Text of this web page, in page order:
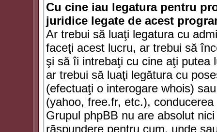
Cu cine iau legatura pentru
juridice legate de acest
Ar trebui să luaţi legatura cu
faceţi acest lucru, ar trebui să
şi să îi intrebaţi cu cine aţi putea
ar trebui să luaţi legătura cu
(efectuaţi o interogare whois)
(yahoo, free.fr, etc.),
Grupul phpBB nu are absolut
răspundere pentru cum, unde